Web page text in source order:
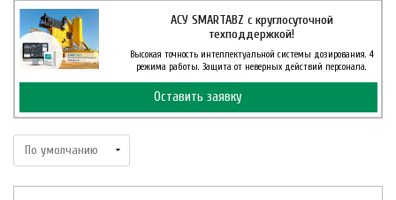
АСУ SMARTABZ с круглосуточной
техподдержкой!
Высокая точность интеллектуальной системы дозирования. 4
режима работы. Защита от неверных действий персонала.
Оставить заявку